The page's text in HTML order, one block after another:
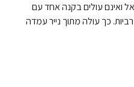
ואינם עולים בקנה אחד עם
כך עולה מתוך נייר עמדה